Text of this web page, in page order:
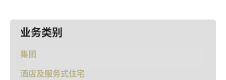
业务类别
集团
酒店及服务式住宅